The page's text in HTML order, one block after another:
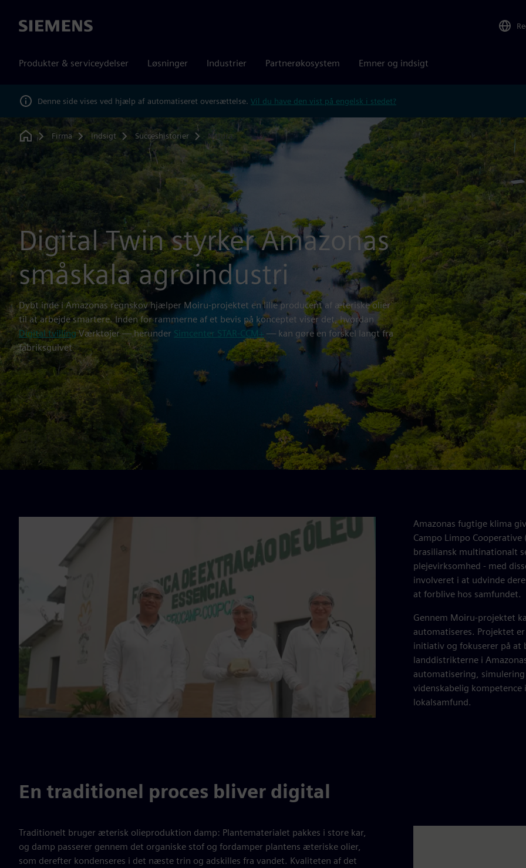
Siemens
Produkter & serviceydelser Løsninger Industrier Partnerøkosystem Emner og indsigt
Denne side vises ved hjælp af automatiseret oversættelse. Vil du have den vist på engelsk i stedet?
Home
Firma Indsigt Succeshistorier Natura
Digital Twin styrker Amazonas
småskala agroindustri
Dybt inde i Amazonas regnskov hjælper Moiru-projektet en lille producent af æteriske olier
til at arbejde smartere. Inden for rammerne af et bevis på konceptet viser det, hvordan
Digital tvillingVærktøjer — herunder Simcenter STAR‑CCM+ — kan gøre en forskel langt fra
fabriksgulvet
Amazonas fugtige klima
Campo Limpo Cooperative
brasiliansk multinationalt
plejevirksomhed - med
involveret i at udvinde
at forblive hos samfundet.
Gennem Moiru-projektet
automatiseres. Projektet
initiativ og fokuserer på at
landdistrikterne i
automatisering,
videnskabelig
lokalsamfund.
En traditionel proces bliver digital
Traditionelt bruger æterisk olieproduktion damp: Plantematerialet pakkes i store kar,
og damp passerer gennem det organiske stof og fordamper plantens æteriske olier,
som derefter kondenseres i det næste trin og adskilles fra vandet. Kvaliteten af det